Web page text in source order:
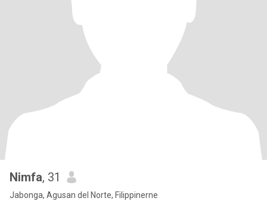
Nimfa, 31
Jabonga, Agusan del Norte, Filippinerne